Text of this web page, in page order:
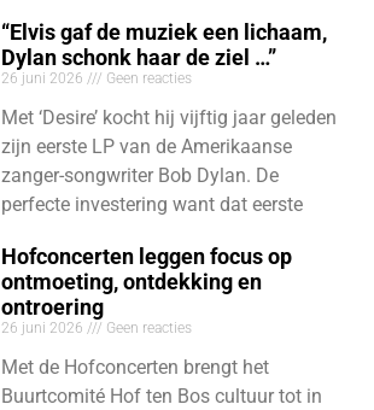
“Elvis gaf de muziek een lichaam,
Dylan schonk haar de ziel …”
26 juni 2026 Geen reacties
Met ‘Desire’ kocht hij vijftig jaar geleden
zijn eerste LP van de Amerikaanse
zanger-songwriter Bob Dylan. De
perfecte investering want dat eerste
Hofconcerten leggen focus op
ontmoeting, ontdekking en
ontroering
26 juni 2026 Geen reacties
Met de Hofconcerten brengt het
Buurtcomité Hof ten Bos cultuur tot in